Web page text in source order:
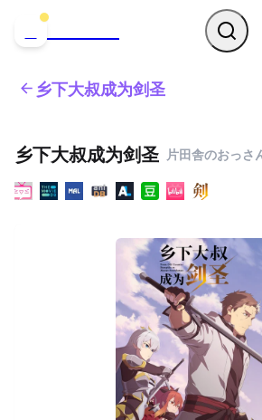
乡下大叔成为剑圣
乡下大叔成为剑圣 片田舎のおっさ